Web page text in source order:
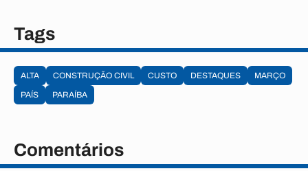
Tags
ALTA CONSTRUÇÃO CIVIL CUSTO DESTAQUES
MARÇO
PAÍS
PARAÍBA
Comentários